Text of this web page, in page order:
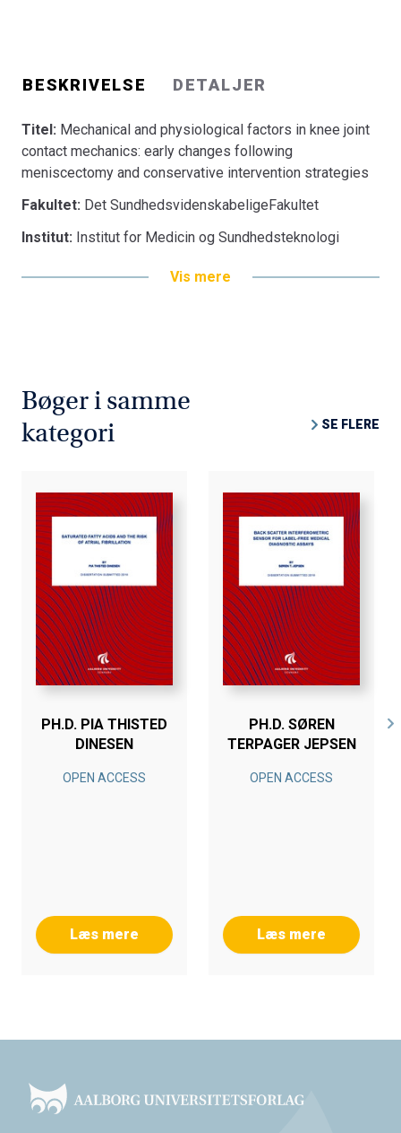
BESKRIVELSE DETALJER
Titel: Mechanical and physiological factors in knee joint
contact mechanics: early changes following
meniscectomy and conservative intervention strategies
Fakultet: Det SundhedsvidenskabeligeFakultet
Institut: Institut for Medicin og Sundhedsteknologi
Vis mere
Bøger i samme
kategori
SE FLERE
PH.D. PIA THISTED
DINESEN
OPEN ACCESS
Læs mere
PH.D. SØREN
TERPAGER JEPSEN
OPEN ACCESS
Læs mere